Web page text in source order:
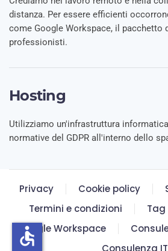
distanza. Per essere efficienti
come Google Workspace, il pacchetto
professionisti.
Hosting
Utilizziamo un'infrastruttura
normative del GDPR all'interno dello
Privacy Cookie policy
Termini e condizioni
Tag
Google Workspace
accessible